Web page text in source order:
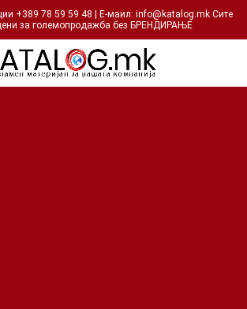
+389 78 59 59 48 | Е-маил: info@katalog.mk Сите
за големопродажба без БРЕНДИРАЊЕ